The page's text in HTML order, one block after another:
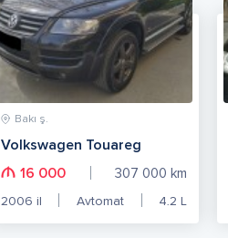
Bakı ş.
Volkswagen Touareg
16 000
307 000 km
2006 il Avtomat 4.2 L